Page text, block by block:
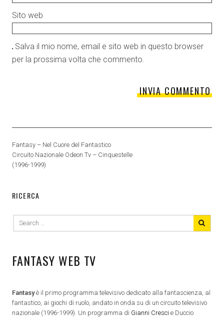
Sito web
Salva il mio nome, email e sito web in questo browser
per la prossima volta che commento.
Fantasy – Nel Cuore del Fantastico
Circuito Nazionale Odeon Tv – Cinquestelle
(1996-1999)
RICERCA
FANTASY WEB TV
Fantasyè il primo programma televisivo dedicato alla fantascienza, al
fantastico, ai giochi di ruolo, andato in onda su di un circuito televisivo
nazionale (1996-1999). Un programma di Gianni Cresci e Duccio